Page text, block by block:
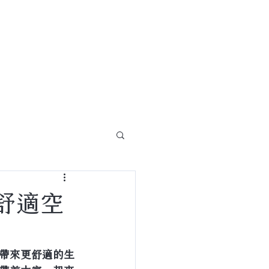
適空
來更舒適的生